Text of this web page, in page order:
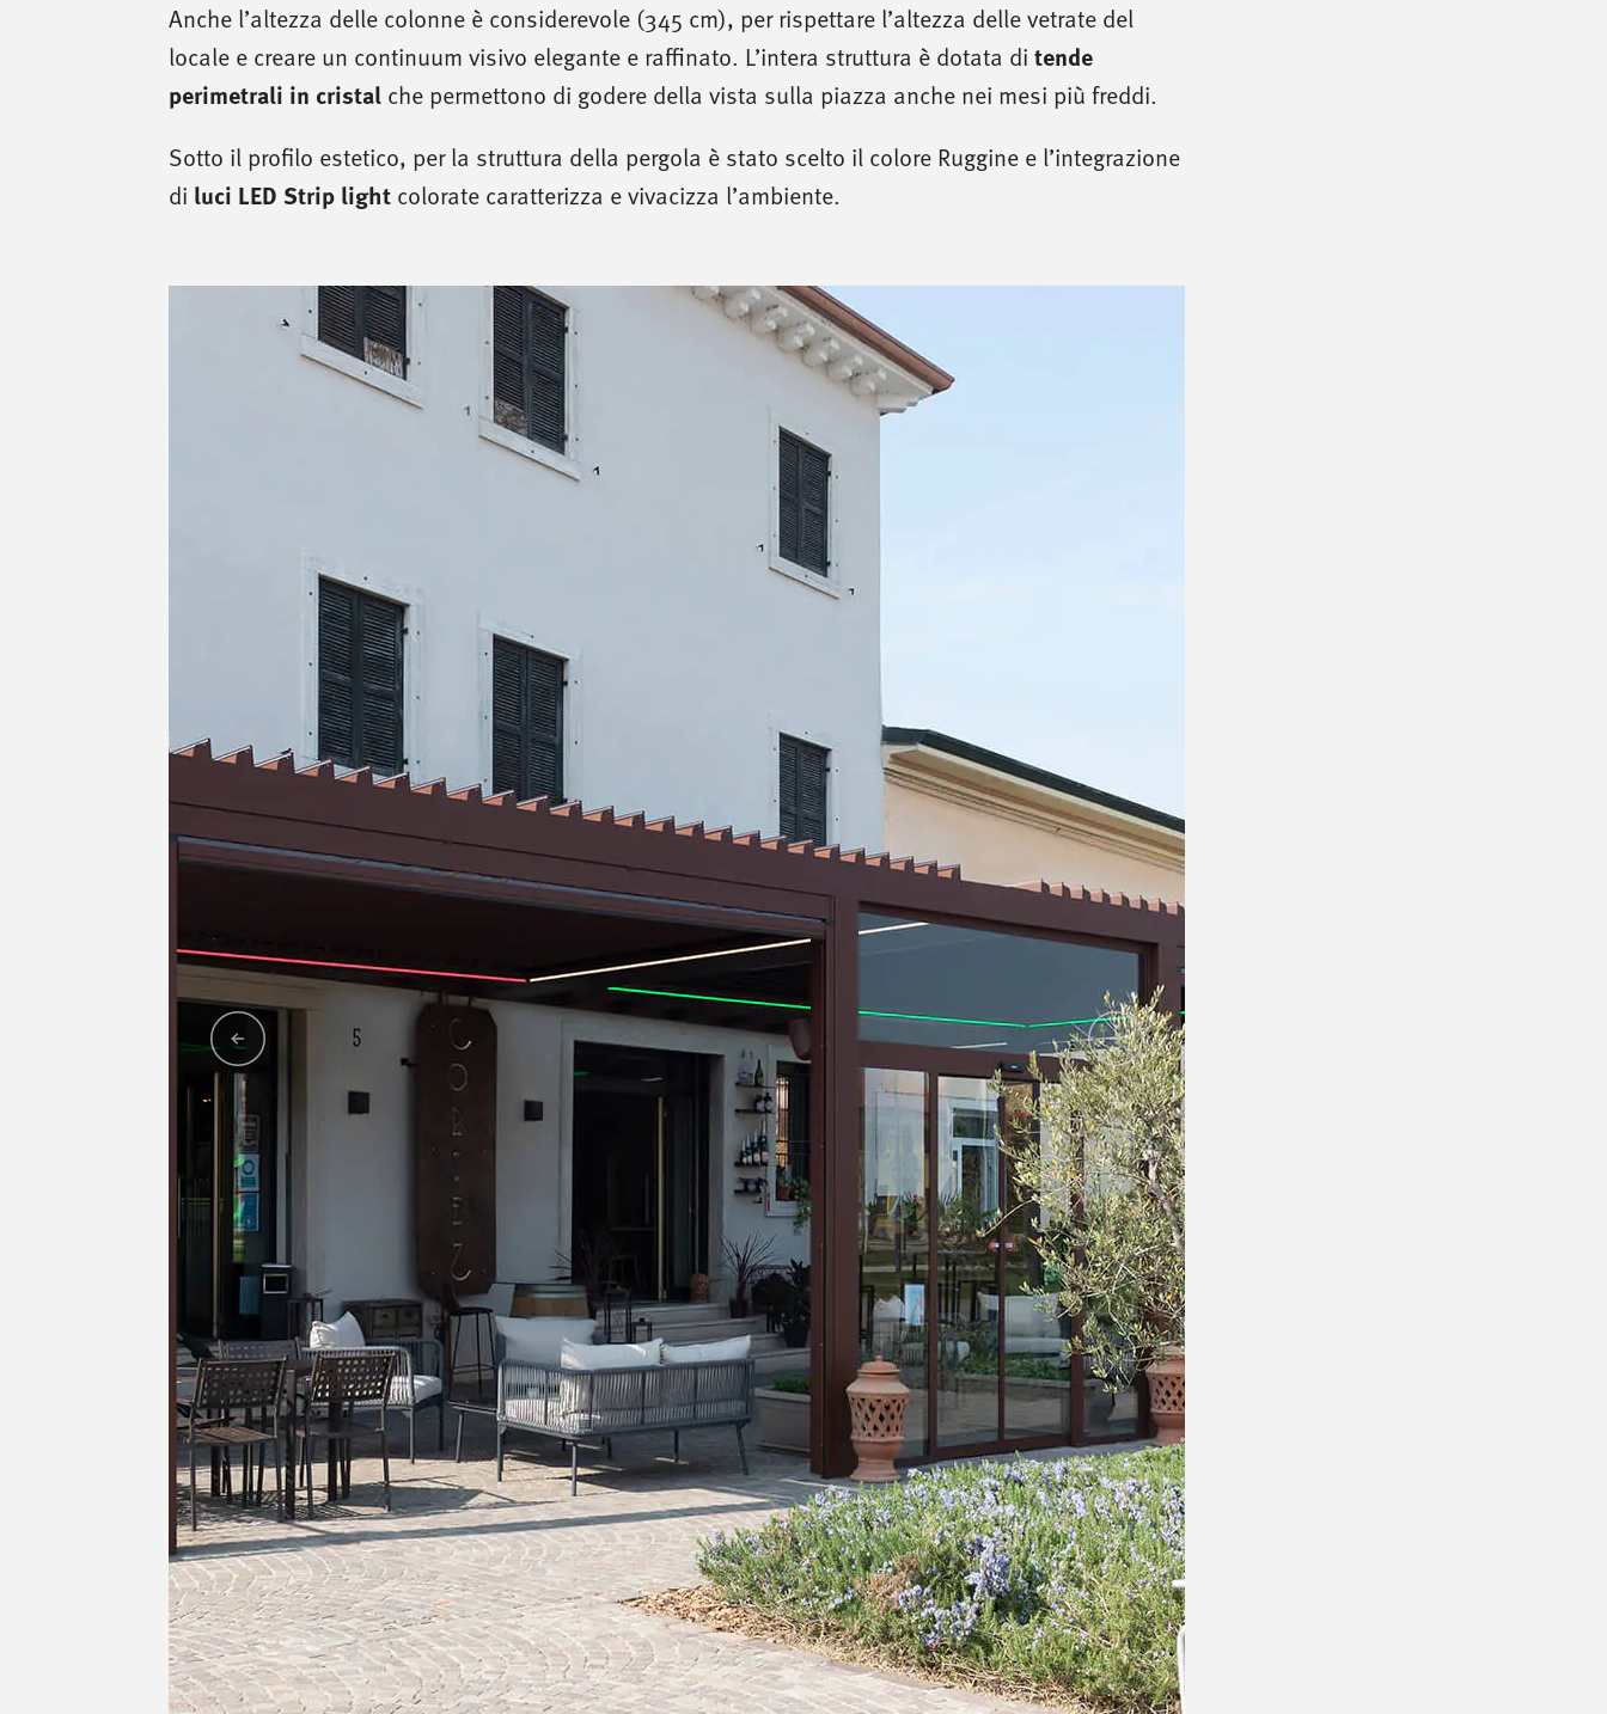
Anche l’altezza delle colonne è considerevole (345 cm), per rispettare l’altezza delle vetrate del
locale e creare un continuum visivo elegante e raffinato. L’intera struttura è dotata ditende
perimetrali in cristal che permettono di godere della vista sulla piazza anche nei mesi più freddi.
Sotto il profilo estetico, per la struttura della pergola è stato scelto il colore Ruggine e l’integrazione
di luci LED Strip light colorate caratterizza e vivacizza l’ambiente.